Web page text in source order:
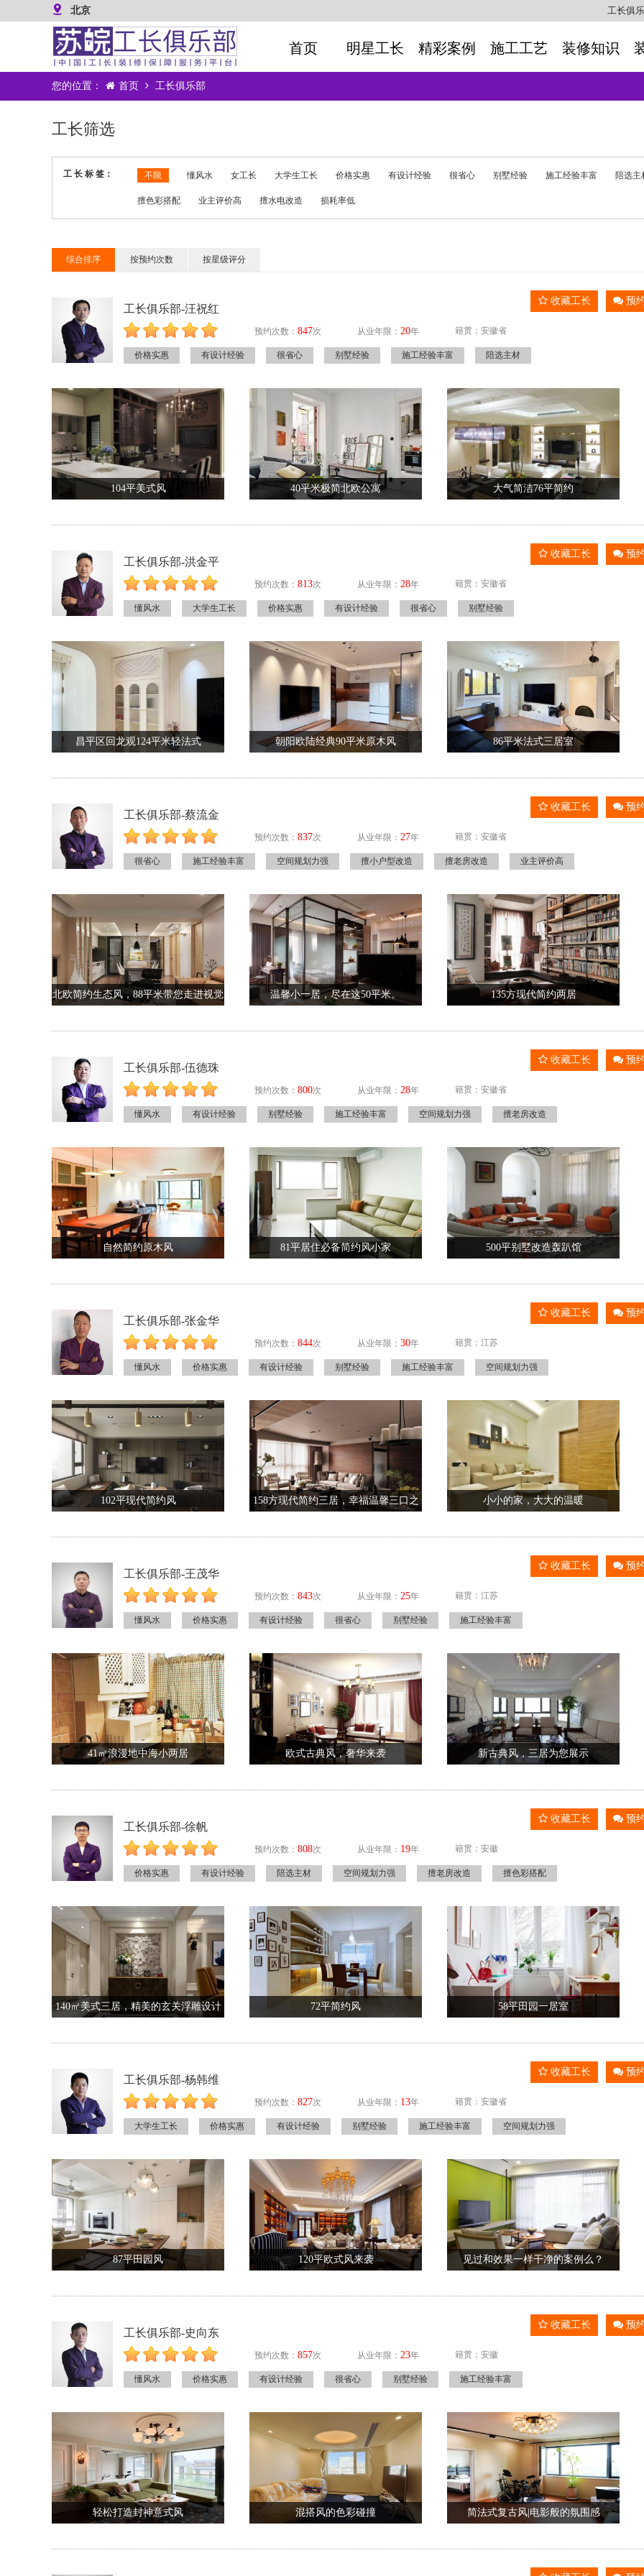
北京 工长俱
首页 明星工长 精彩案例 施工工艺 装修知识
您的位置： 首页 工长俱乐部
工长筛选
工 长 标 签： 不限 懂风水 女工长 大学生工长 价格实惠 有设计经验 很省心 别墅经验 施工经验丰富 陪选主
擅色彩搭配 业主评价高 擅水电改造 损耗率低
综合排序 按预约次数 按星级评分
预
收藏工长
工长俱乐部-汪祝红
预约次数： 847次 从业年限： 20年 籍贯：安徽省
价格实惠 有设计经验 很省心 别墅经验 施工经验丰富 陪选主材
104平美式风 40平米极简北欧公寓 大气简洁76平简约
预
收藏工长
工长俱乐部-洪金平
预约次数： 813次 从业年限： 28年 籍贯：安徽省
懂风水 大学生工长 价格实惠 有设计经验 很省心 别墅经验
昌平区回龙观124平米轻法式 朝阳欧陆经典90平米原木风 86平米法式三居室
预
收藏工长
工长俱乐部-蔡流金
预约次数： 837次 从业年限： 27年 籍贯：安徽省
很省心 施工经验丰富 空间规划力强 擅小户型改造 擅老房改造 业主评价高
北欧简约生态风，88平米带您走进视觉
温馨小一居，尽在这50平米。 135方现代简约两居
预
收藏工长
工长俱乐部-伍德珠
预约次数： 800次 从业年限： 28年 籍贯：安徽省
懂风水 有设计经验 别墅经验 施工经验丰富 空间规划力强 擅老房改造
自然简约原木风 81平居住必备简约风小家 500平别墅改造轰趴馆
预
收藏工长
工长俱乐部-张金华
预约次数： 844次 从业年限： 30年 籍贯：江苏
懂风水 价格实惠 有设计经验 别墅经验 施工经验丰富 空间规划力强
102平现代简约风
158方现代简约三居，幸福温馨三口之
小小的家，大大的温暖
预
收藏工长
工长俱乐部-王茂华
预约次数： 843次 从业年限： 25年 籍贯：江苏
懂风水 价格实惠 有设计经验 很省心 别墅经验 施工经验丰富
41㎡浪漫地中海小两居 欧式古典风，奢华来袭 新古典风，三居为您展示
预
收藏工长
工长俱乐部-徐帆
预约次数： 808次 从业年限： 19年 籍贯：安徽
价格实惠 有设计经验 陪选主材 空间规划力强 擅老房改造 擅色彩搭配
140㎡美式三居，精美的玄关浮雕设计 72平简约风 58平田园一居室
预
收藏工长
工长俱乐部-杨韩维
预约次数： 827次 从业年限： 13年 籍贯：安徽省
大学生工长 价格实惠 有设计经验 别墅经验 施工经验丰富 空间规划力强
87平田园风 120平欧式风来袭 见过和效果一样干净的案例么？
预
收藏工长
工长俱乐部-史向东
预约次数： 857次 从业年限： 23年 籍贯：安徽
懂风水 价格实惠 有设计经验 很省心 别墅经验 施工经验丰富
轻松打造封神意式风 混搭风的色彩碰撞 简法式复古风|电影般的氛围感